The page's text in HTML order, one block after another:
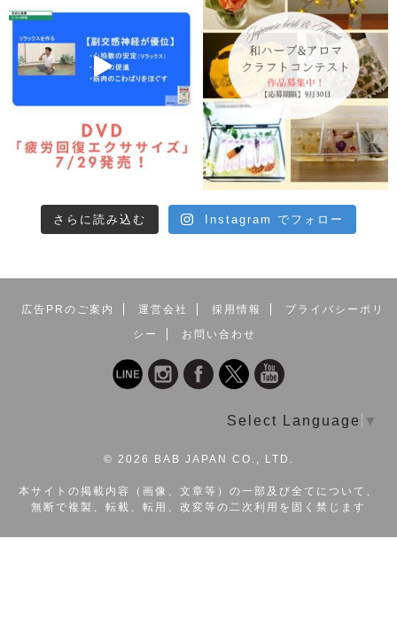
さらに読み込む Instagram でフォロー
広告PRのご案内 運営会社 採用情報
プライバシーポリ
シー
お問い合わせ
Select Language ▼
© 2026 BAB JAPAN CO., LTD.
本サイトの掲載内容（画像、文章等）の一部及び全てについて、
無断で複製、転載、転用、改変等の二次利用を固く禁じます